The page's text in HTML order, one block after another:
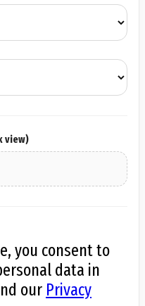
view)
you consent to
data in
our Privacy